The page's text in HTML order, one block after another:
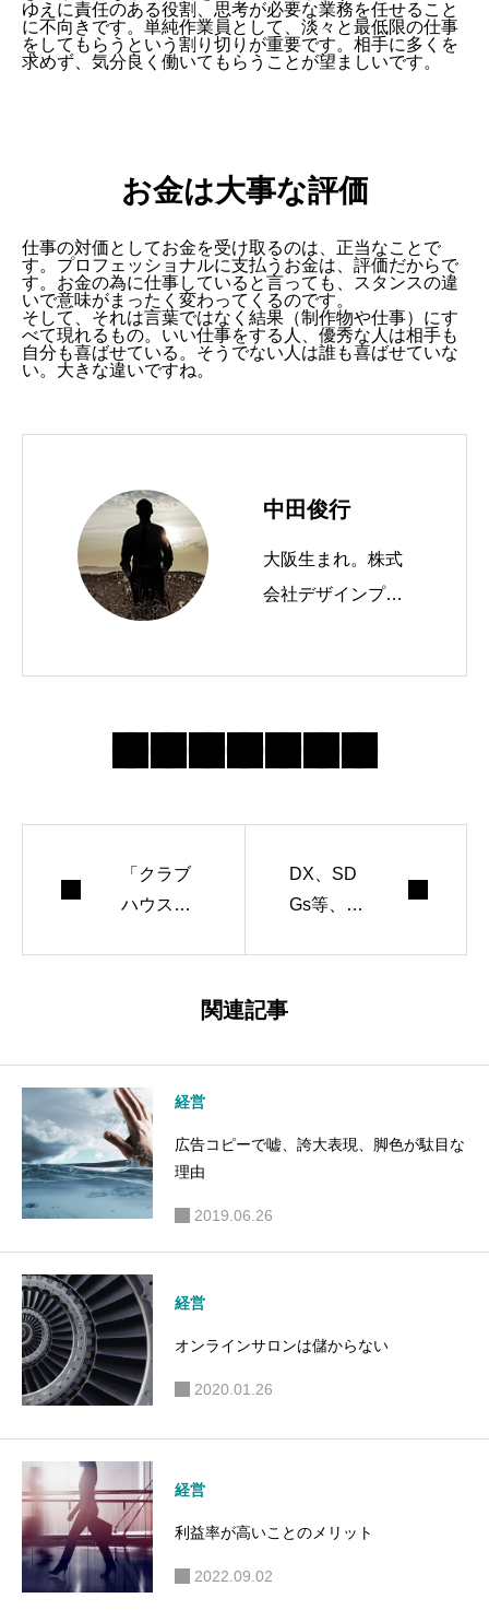
ゆえに責任のある役割、思考が必要な業務を任せること
に不向きです。単純作業員として、淡々と最低限の仕事
をしてもらうという割り切りが重要です。相手に多くを
求めず、気分良く働いてもらうことが望ましいです。
お金は大事な評価
仕事の対価としてお金を受け取るのは、正当なことで
す。プロフェッショナルに支払うお金は、評価だからで
す。お金の為に仕事していると言っても、スタンスの違
いで意味がまったく変わってくるのです。
そして、それは言葉ではなく結果（制作物や仕事）にす
べて現れるもの。いい仕事をする人、優秀な人は相手も
自分も喜ばせている。そうでない人は誰も喜ばせていな
い。大きな違いですね。
中田俊行
大阪生まれ。株式
会社デザインプラ
Dを運営したり、
ブログやメルマガ
「クラブ
ハウス」
DX、SD
Gs等、カ
関連記事
経営
広告コピーで嘘、誇大表現、脚色が駄目な
理由
2019.06.26
経営
オンラインサロンは儲からない
2020.01.26
経営
利益率が高いことのメリット
2022.09.02
責任を持つスタンス
「あとは知るか」タイプの使いみち
お金は大事な評価